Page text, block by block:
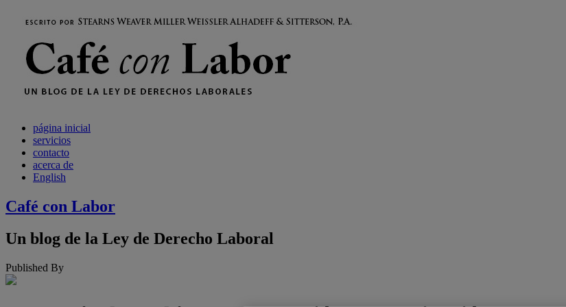
página inicial
servicios
contacto
acerca de
English
Café con Labor
Un blog de la Ley de Derecho Laboral
Published By